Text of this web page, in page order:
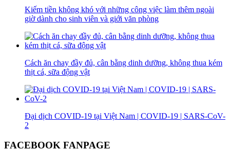
Kiếm tiền không khó với những công việc làm thêm ngoài
giờ dành cho sinh viên và giới văn phòng
Cách ăn chay đầy đủ, cân bằng dinh dưỡng, không thua kém
thịt cá, sữa động vật
Đại dịch COVID-19 tại Việt Nam | COVID-19 | SARS-CoV-
2
FACEBOOK FANPAGE